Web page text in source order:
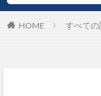
HOME すべての